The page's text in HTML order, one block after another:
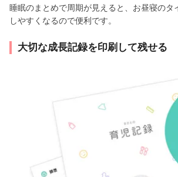
睡眠のまとめで周期が見えると、お昼寝のタ
しやすくなるので便利です。
大切な成長記録を印刷して残せる